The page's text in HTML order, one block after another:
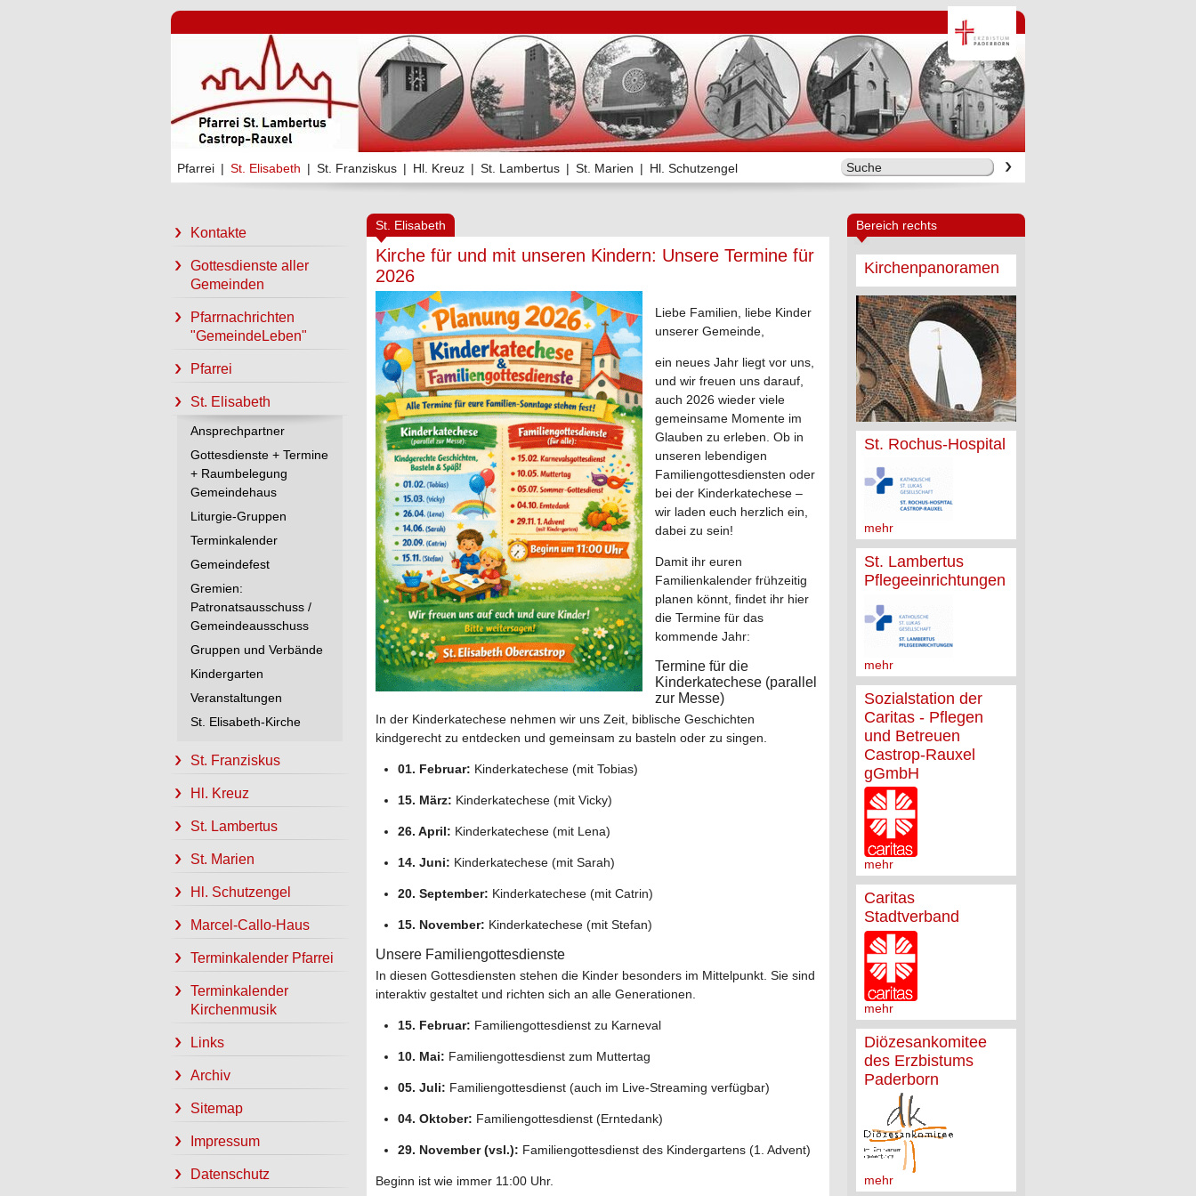
Pfarrei | St. Elisabeth | St. Franziskus | Hl. Kreuz | St. Lambertus | St. Marien | Hl. Schutzengel
Kontakte
Gottesdienste aller
Gemeinden
Pfarrnachrichten
"GemeindeLeben"
Pfarrei
St. Elisabeth
Ansprechpartner
Gottesdienste + Termine
+ Raumbelegung
Gemeindehaus
Liturgie-Gruppen
Terminkalender
Gemeindefest
Gremien:
Patronatsausschuss /
Gemeindeausschuss
Gruppen und Verbände
Kindergarten
Veranstaltungen
St. Elisabeth-Kirche
St. Franziskus
Hl. Kreuz
St. Lambertus
St. Marien
Hl. Schutzengel
Marcel-Callo-Haus
Terminkalender Pfarrei
Terminkalender
Kirchenmusik
Links
Archiv
Sitemap
Impressum
Datenschutz
Bereich rechts
Kirchenpanoramen
St. Rochus-Hospital
mehr
St. Lambertus
Pflegeeinrichtungen
mehr
Sozialstation der
Caritas - Pflegen
und Betreuen
Castrop-Rauxel
gGmbH
mehr
Caritas
Stadtverband
mehr
Diözesankomitee
des Erzbistums
Paderborn
mehr
St. Elisabeth
Kirche für und mit unseren Kindern: Unsere Termine für
2026
Liebe Familien, liebe Kinder
unserer Gemeinde,
ein neues Jahr liegt vor uns,
und wir freuen uns darauf,
auch 2026 wieder viele
gemeinsame Momente im
Glauben zu erleben. Ob in
unseren lebendigen
Familiengottesdiensten oder
bei der Kinderkatechese –
wir laden euch herzlich ein,
dabei zu sein!
Damit ihr euren
Familienkalender frühzeitig
planen könnt, findet ihr hier
die Termine für das
kommende Jahr:
Termine für die
Kinderkatechese (parallel
zur Messe)
In der Kinderkatechese nehmen wir uns Zeit, biblische Geschichten
kindgerecht zu entdecken und gemeinsam zu basteln oder zu singen.
01. Februar: Kinderkatechese (mit Tobias)
15. März: Kinderkatechese (mit Vicky)
26. April: Kinderkatechese (mit Lena)
14. Juni: Kinderkatechese (mit Sarah)
20. September: Kinderkatechese (mit Catrin)
15. November: Kinderkatechese (mit Stefan)
Unsere Familiengottesdienste
In diesen Gottesdiensten stehen die Kinder besonders im Mittelpunkt. Sie sind
interaktiv gestaltet und richten sich an alle Generationen.
15. Februar: Familiengottesdienst zu Karneval
10. Mai: Familiengottesdienst zum Muttertag
05. Juli: Familiengottesdienst (auch im Live-Streaming verfügbar)
04. Oktober: Familiengottesdienst (Erntedank)
29. November (vsl.): Familiengottesdienst des Kindergartens (1. Advent)
Beginn ist wie immer 11:00 Uhr.